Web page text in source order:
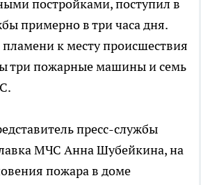
постройками, поступил в
примерно в три часа дня.
к месту происшествия
три пожарные машины и семь
пресс-службы
МЧС Анна Шубейкина, на
пожара в доме